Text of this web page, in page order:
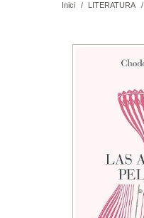
Inici / LITERATURA /